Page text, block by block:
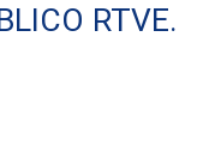
RTVE.